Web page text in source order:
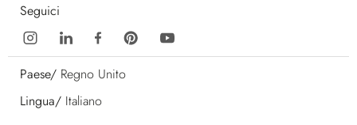
Seguici
Paese/ Regno Unito
Lingua/ Italiano